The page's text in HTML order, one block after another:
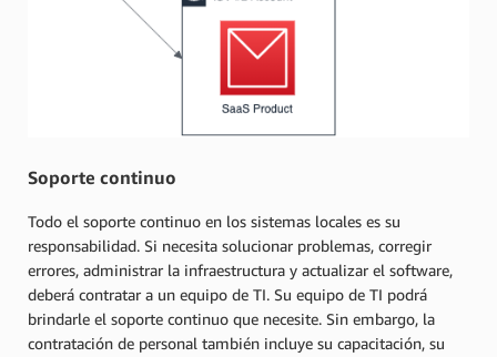
Soporte continuo
Todo el soporte continuo en los sistemas locales es su
responsabilidad. Si necesita solucionar problemas, corregir
errores, administrar la infraestructura y actualizar el software,
deberá contratar a un equipo de TI. Su equipo de TI podrá
brindarle el soporte continuo que necesite. Sin embargo, la
contratación de personal también incluye su capacitación, su